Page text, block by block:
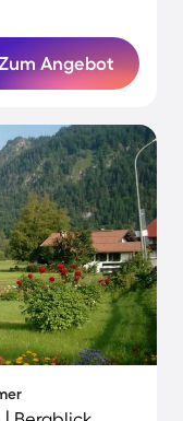
Angebot